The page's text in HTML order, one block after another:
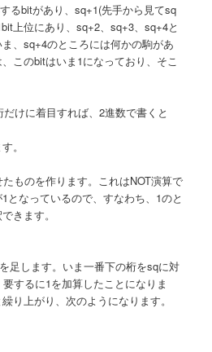
るbitがあり、sq+1(先手から見てsq
上位にあり、sq+2、sq+3、sq+4と
、sq+4のところには何かの駒があ
このbitはいま1になっており、そこ
けに着目すれば、2進数で書くと
。
ものを作ります。これはNOT演算で
となっているので、すなわち、1のと
きます。
足します。いま一番下の桁をsqに対
するに1を加算したことになりま
り上がり、次のようになります。